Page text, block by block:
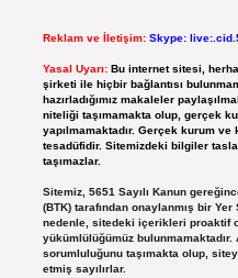
Reklam ve İletişim: Skype:
Yasal Uyarı: Bu internet sitesi,
şirketi ile hiçbir bağlantısı
hazırladığımız makaleler
niteliği taşımamakta olup, gerçek
yapılmamaktadır. Gerçek kurum
tesadüfidir. Sitemizdeki bilgiler
taşımazlar.
Sitemiz, 5651 Sayılı Kanun
(BTK) tarafından onaylanmış bir
nedenle, sitedeki içerikleri proaktif
yükümlülüğümüz
sorumluluğunu taşımakta olup,
etmiş sayılırlar.